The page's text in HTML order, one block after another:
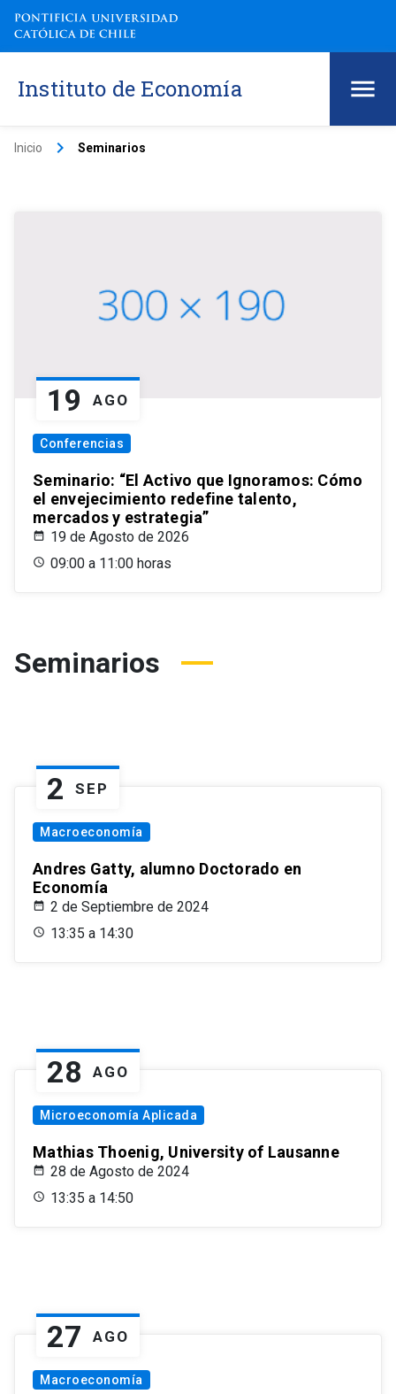
Instituto de Economía
Inicio keyboard_arrow_right Seminarios
19 AGO
Conferencias
Seminario: “El Activo que Ignoramos: Cómo
el envejecimiento redefine talento,
mercados y estrategia”
19 de Agosto de 2026
09:00 a 11:00 horas
Seminarios
2 SEP
Macroeconomía
Andres Gatty, alumno Doctorado en
Economía
2 de Septiembre de 2024
13:35 a 14:30
28 AGO
Microeconomía Aplicada
Mathias Thoenig, University of Lausanne
28 de Agosto de 2024
13:35 a 14:50
27 AGO
Macroeconomía